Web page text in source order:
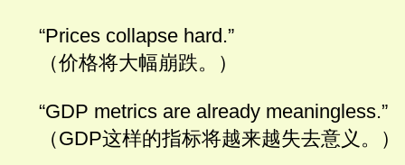
“Prices collapse hard.”
（价格将大幅崩跌。）
“GDP metrics are already meaningless.”
（GDP这样的指标将越来越失去意义。）